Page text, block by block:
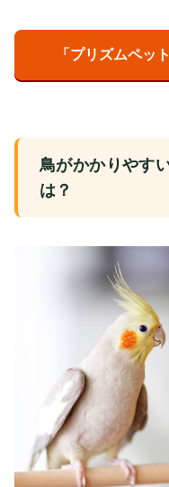
「プリズムペッ
鳥がかかりやす
は？